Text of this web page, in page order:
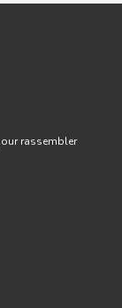
rassembler